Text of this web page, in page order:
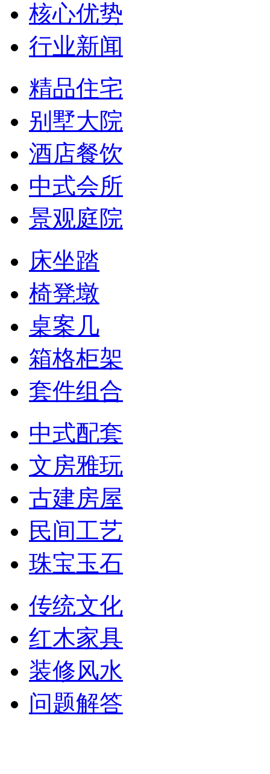
核心优势
行业新闻
精品住宅
别墅大院
酒店餐饮
中式会所
景观庭院
床坐踏
椅凳墩
桌案几
箱格柜架
套件组合
中式配套
文房雅玩
古建房屋
民间工艺
珠宝玉石
传统文化
红木家具
装修风水
问题解答